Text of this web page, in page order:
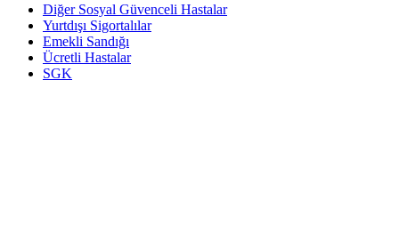
Diğer Sosyal Güvenceli Hastalar
Yurtdışı Sigortalılar
Emekli Sandığı
Ücretli Hastalar
SGK